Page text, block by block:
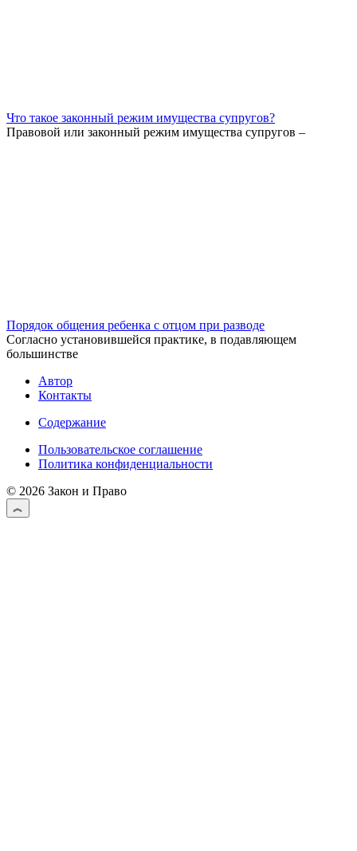
Что такое законный режим имущества супругов?
Правовой или законный режим имущества супругов –
Порядок общения ребенка с отцом при разводе
Согласно установившейся практике, в подавляющем
большинстве
Автор
Контакты
Содержание
Пользовательское соглашение
Политика конфиденциальности
© 2026 Закон и Право